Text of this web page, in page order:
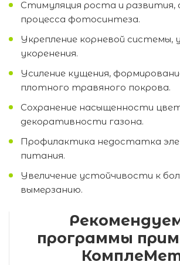
Стимуляция роста и развития,
процесса фотосинтеза.
Укрепление корневой системы,
укоренения.
Усиление кущения,
плотного травяного покрова.
Сохранение насыщенности
декоративности газона.
Профилактика недостатка
питания.
Увеличение устойчивости к
вымерзанию.
программы